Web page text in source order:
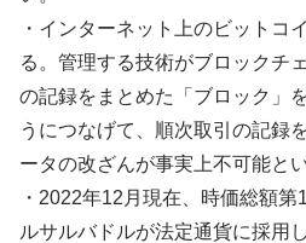
・インターネット上のビットコ
る。管理する技術がブロックチ
の記録をまとめた「ブロック」
うにつなげて、順次取引の記録
ータの改ざんが事実上不可能と
・2022年12月現在、時価総額
ルサルバドルが法定通貨に採用